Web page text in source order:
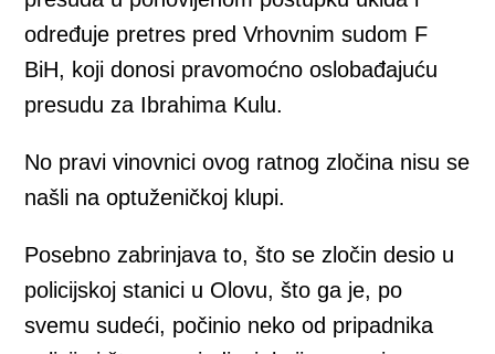
određuje pretres pred Vrhovnim sudom F
BiH, koji donosi pravomoćno oslobađajuću
presudu za Ibrahima Kulu.
No pravi vinovnici ovog ratnog zločina nisu se
našli na optuženičkoj klupi.
Posebno zabrinjava to, što se zločin desio u
policijskoj stanici u Olovu, što ga je, po
svemu sudeći, počinio neko od pripadnika